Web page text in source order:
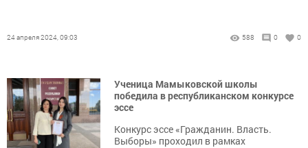
24 апреля 2024, 09:03 588 0 0
Ученица Мамыковской школы
победила в республиканском конкурсе
эссе
Конкурс эссе «Гражданин. Власть.
Выборы» проходил в рамках